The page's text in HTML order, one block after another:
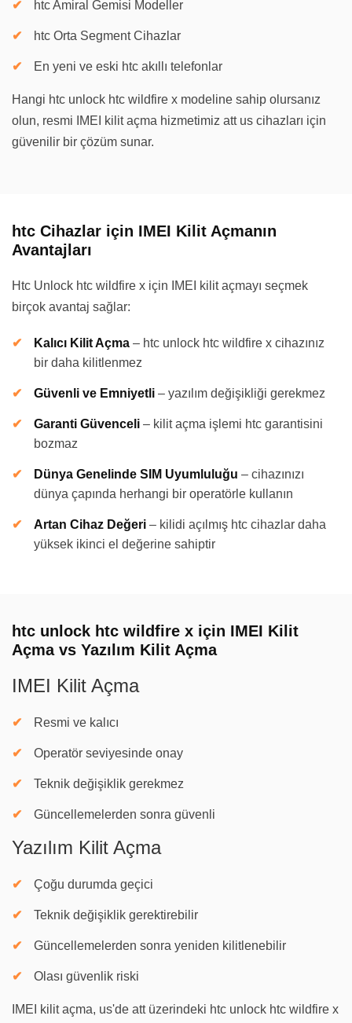
htc Amiral Gemisi Modeller
htc Orta Segment Cihazlar
En yeni ve eski htc akıllı telefonlar
Hangi htc unlock htc wildfire x modeline sahip olursanız
olun, resmi IMEI kilit açma hizmetimiz att us cihazları için
güvenilir bir çözüm sunar.
htc Cihazlar için IMEI Kilit Açmanın
Avantajları
Htc Unlock htc wildfire x için IMEI kilit açmayı seçmek
birçok avantaj sağlar:
Kalıcı Kilit Açma – htc unlock htc wildfire x cihazınız
bir daha kilitlenmez
Güvenli ve Emniyetli – yazılım değişikliği gerekmez
Garanti Güvenceli – kilit açma işlemi htc garantisini
bozmaz
Dünya Genelinde SIM Uyumluluğu – cihazınızı
dünya çapında herhangi bir operatörle kullanın
Artan Cihaz Değeri – kilidi açılmış htc cihazlar daha
yüksek ikinci el değerine sahiptir
htc unlock htc wildfire x için IMEI Kilit
Açma vs Yazılım Kilit Açma
IMEI Kilit Açma
Resmi ve kalıcı
Operatör seviyesinde onay
Teknik değişiklik gerekmez
Güncellemelerden sonra güvenli
Yazılım Kilit Açma
Çoğu durumda geçici
Teknik değişiklik gerektirebilir
Güncellemelerden sonra yeniden kilitlenebilir
Olası güvenlik riski
IMEI kilit açma, us'de att üzerindeki htc unlock htc wildfire x